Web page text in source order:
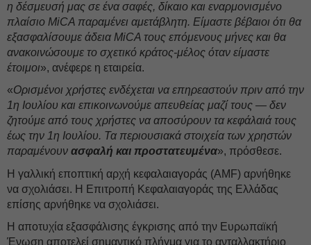
η δέσμευσή μας σε ένα σαφές, δίκαιο και εναρμονισμένο
πλαίσιο MiCA παραμένει αμετάβλητη. Είμαστε βέβαιοι ότι θα
εξασφαλίσουμε άδεια MiCA τους επόμενους μήνες και θα
ανακοινώσουμε το σχετικό κράτος-μέλος όταν είμαστε
έτοιμοι», ανέφερε η εταιρεία.
«Ορισμένοι χρήστες ενδέχεται να επηρεαστούν πριν από την
1η Ιουλίου και επικοινωνούμε απευθείας μαζί τους — δεν
ζητούμε από τους χρήστες να αποσύρουν τα κεφάλαιά τους
έως την 1η Ιουλίου. Τα περιουσιακά στοιχεία των χρηστών
παραμένουν ασφαλή και προστατευμένα», πρόσθεσε.
Η γαλλική εποπτική αρχή κεφαλαιαγοράς (AMF) αρνήθηκε
να σχολιάσει. Η Επιτροπή Κεφαλαιαγοράς της Ελλάδας
επίσης αρνήθηκε να σχολιάσει.
Η αποτυχία εξασφάλισης έγκρισης από την Ευρωπαϊκή
Ένωση αποτελεί σημαντικό πλήγμα για το ανταλλακτήριο